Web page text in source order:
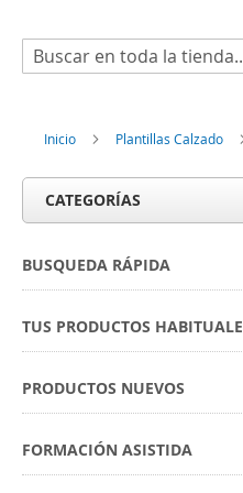
Buscar
Inicio Plantillas Calzado
CATEGORÍAS
BUSQUEDA RÁPIDA
TUS PRODUCTOS
PRODUCTOS NUEVOS
FORMACIÓN ASISTIDA